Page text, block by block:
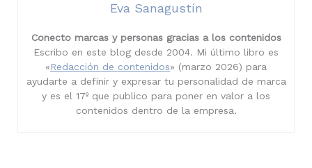
Eva Sanagustín
Conecto marcas y personas gracias a los contenidos
Escribo en este blog desde 2004. Mi último libro es
«Redacción de contenidos» (marzo 2026) para
ayudarte a definir y expresar tu personalidad de marca
y es el 17º que publico para poner en valor a los
contenidos dentro de la empresa.